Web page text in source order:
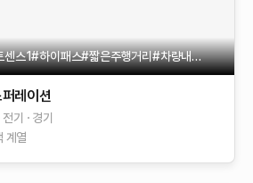
1#하이패스#짧은주행거리#차량내외부깔끔
레이션
전기 경기
계열